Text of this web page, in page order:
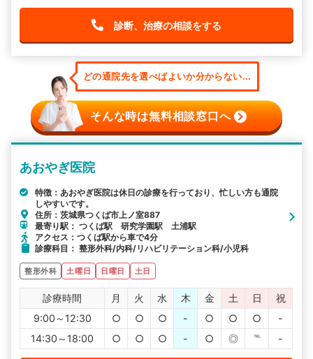
診断、治療の相談をする
どの通院先を選べばよいか分からない...
そんな時は無料相談窓口へ
あおやぎ医院
特徴：あおやぎ医院は休日の診療を行っており、忙しい方も通院
しやすいです。
住所：茨城県つくば市上ノ室887
最寄り駅： つくば駅 研究学園駅 土浦駅
アクセス：つくば駅から車で4分
診療科目： 整形外科/内科/リハビリテーション科/小児科
整形外科 土曜日 日曜日 土日
診療時間 月 火 水 木 金 土 日
祝
9:00～12:30
○ ○ ○ - ○ ○ ○
-
14:30～18:00
○ ○ ○ - ○ ◎ ℡ -